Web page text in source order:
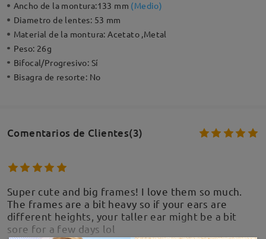
Ancho de la montura:133 mm (Medio)
Diametro de lentes: 53 mm
Material de la montura:Acetato ,Metal
Peso: 26g
Bifocal/Progresivo: Sí
Bisagra de resorte: No
Comentarios de Clientes(3)
Super cute and big frames! I love them so much.
The frames are a bit heavy so if your ears are
different heights, your taller ear might be a bit
sore for a few days lol